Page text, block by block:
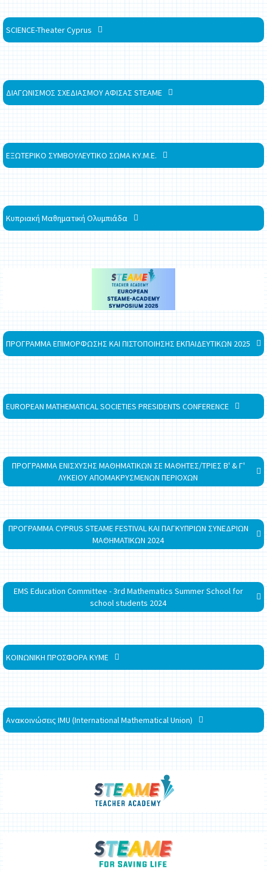
SCIENCE-Theater Cyprus
ΔΙΑΓΩΝΙΣΜΟΣ ΣΧΕΔΙΑΣΜΟΥ ΑΦΙΣΑΣ STEAME
ΕΞΩΤΕΡΙΚΟ ΣΥΜΒΟΥΛΕΥΤΙΚΟ ΣΩΜΑ ΚΥ.Μ.Ε.
Κυπριακή Μαθηματική Ολυμπιάδα
ΠΡΟΓΡΑΜΜΑ ΕΠΙΜΟΡΦΩΣΗΣ ΚΑΙ ΠΙΣΤΟΠΟΙΗΣΗΣ ΕΚΠΑΙΔΕΥΤΙΚΩΝ 2025
EUROPEAN MATHEMATICAL SOCIETIES PRESIDENTS CONFERENCE
ΠΡΟΓΡΑΜΜΑ ΕΝΙΣΧΥΣΗΣ ΜΑΘΗΜΑΤΙΚΩΝ ΣΕ ΜΑΘΗΤΕΣ/ΤΡΙΕΣ Β' & Γ'
ΛΥΚΕΙΟΥ ΑΠΟΜΑΚΡΥΣΜΕΝΩΝ ΠΕΡΙΟΧΩΝ
ΠΡΟΓΡΑΜΜΑ CYPRUS STEAME FESTIVAL ΚΑΙ ΠΑΓΚΥΠΡΙΩΝ ΣΥΝΕΔΡΙΩΝ
ΜΑΘΗΜΑΤΙΚΩΝ 2024
EMS Education Committee - 3rd Mathematics Summer School for
school students 2024
ΚΟΙΝΩΝΙΚΗ ΠΡΟΣΦΟΡΑ ΚΥΜΕ
Ανακοινώσεις IMU (International Mathematical Union)